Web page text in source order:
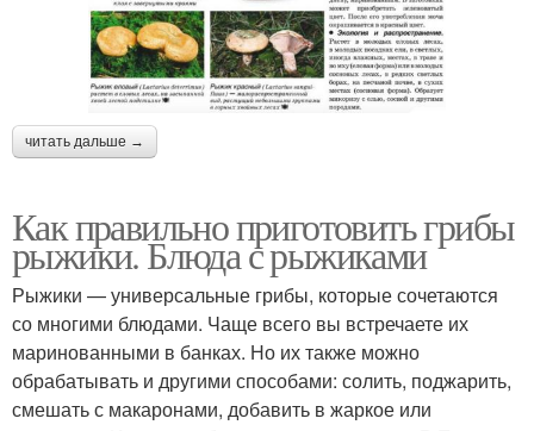
читать дальше →
Как правильно приготовить грибы
рыжики. Блюда с рыжиками
Рыжики — универсальные грибы, которые сочетаются
со многими блюдами. Чаще всего вы встречаете их
маринованными в банках. Но их также можно
обрабатывать и другими способами: солить, поджарить,
смешать с макаронами, добавить в жаркое или